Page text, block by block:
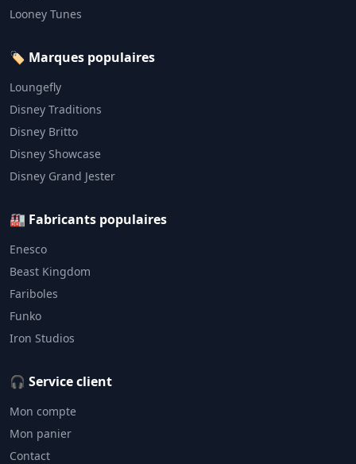
Looney Tunes
🏷️ Marques populaires
Loungefly
Disney Traditions
Disney Britto
Disney Showcase
Disney Grand Jester
🏭 Fabricants populaires
Enesco
Beast Kingdom
Fariboles
Funko
Iron Studios
🎧 Service client
Mon compte
Mon panier
Contact